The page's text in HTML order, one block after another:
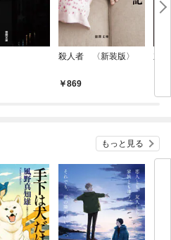
殺人者 〈新装版〉
869
立
もっと見る